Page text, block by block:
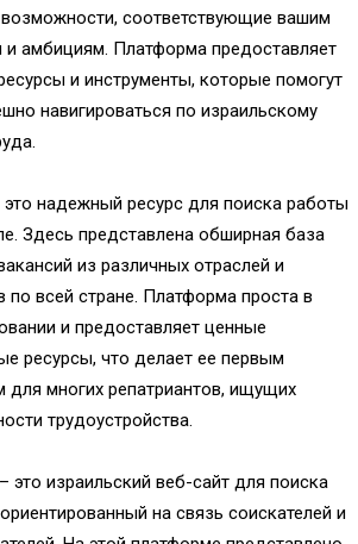
соответствующие вашим
и амбициям. Платформа предоставляет
и инструменты, которые помогут
навигироваться по израильскому
надежный ресурс для поиска работы
Здесь представлена обширная база
из различных отраслей и
по всей стране. Платформа проста в
и предоставляет ценные
ресурсы, что делает ее первым
для многих репатриантов, ищущих
трудоустройства.
это израильский веб-сайт для поиска
на связь соискателей и